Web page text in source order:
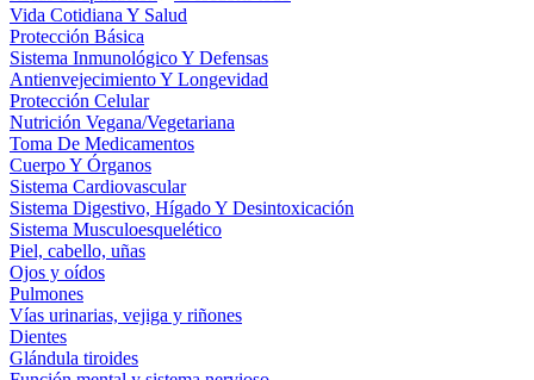
Vida Cotidiana Y Salud
Protección Básica
Sistema Inmunológico Y Defensas
Antienvejecimiento Y Longevidad
Protección Celular
Nutrición Vegana/Vegetariana
Toma De Medicamentos
Cuerpo Y Órganos
Sistema Cardiovascular
Sistema Digestivo, Hígado Y Desintoxicación
Sistema Musculoesquelético
Piel, cabello, uñas
Ojos y oídos
Pulmones
Vías urinarias, vejiga y riñones
Dientes
Glándula tiroides